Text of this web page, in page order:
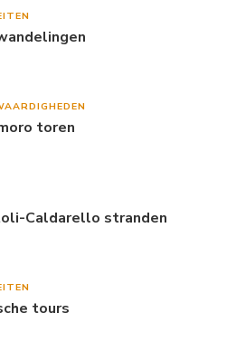
toren
Caldarello stranden
tours